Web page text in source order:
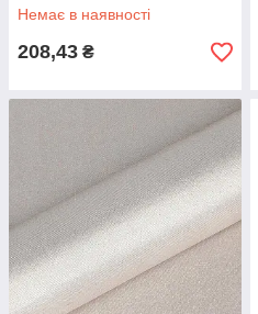
Немає в наявності
208,43 ₴